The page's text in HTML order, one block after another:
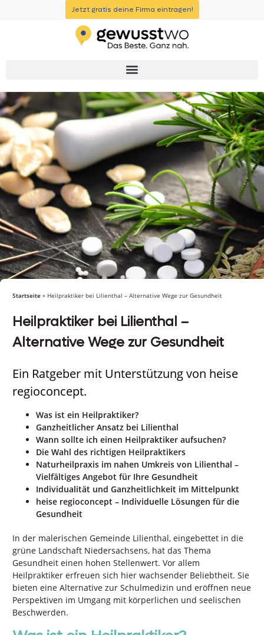
Jetzt gratis deine Firma eintragen!
Startseite » Heilpraktiker bei Lilienthal – Alternative Wege zur Gesundheit
Heilpraktiker bei Lilienthal –
Alternative Wege zur Gesundheit
Ein Ratgeber mit Unterstützung von heise
regioconcept.
Was ist ein Heilpraktiker?
Ganzheitlicher Ansatz bei Lilienthal
Wann sollte ich einen Heilpraktiker aufsuchen?
Die Wahl des richtigen Heilpraktikers
Naturheilpraxis im nahen Umkreis von Lilienthal –
Vielfältiges Angebot für Ihre Gesundheit
Individualität und Ganzheitlichkeit im Mittelpunkt
heise regioconcept – Individuelle Lösungen für die
Gesundheit
In der malerischen Gemeinde Lilienthal, eingebettet in die
grüne Landschaft Niedersachsens, hat das Thema
Gesundheit einen hohen Stellenwert. Vor allem
Heilpraktiker erfreuen sich hier wachsender Beliebtheit. Sie
bieten eine Alternative zur Schulmedizin und eröffnen neue
Perspektiven im Umgang mit körperlichen und seelischen
Beschwerden.